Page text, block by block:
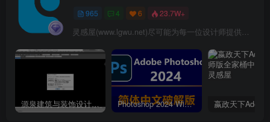
965 4 6 23.7W+
灵感屋(www.lgwu.net)尽可能为每一位设计师提供更全面、更精致、更具有创意感的设计素材。努力成为景观设计师展示实力和互相学习的优质网络资源发布平台。
源泉建筑与装饰设计CAD插件工具箱（YQArch 6.7.4） Photoshop 2024 Win|Mac 简体中文破解版安装包下载及安装教程